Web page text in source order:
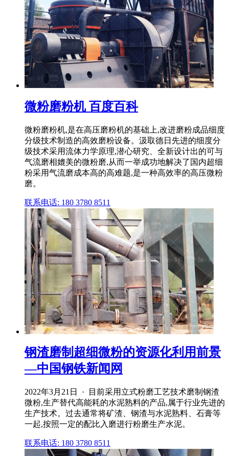
微粉磨粉机 百度百科
微粉磨粉机,是在高压磨粉机的基础上,改进磨粉成品细度
分级技术制造的高效磨粉设备。汲取德日先进的细度分
级技术采用流体力学原理,潜心研究、全新设计出的可与
气流磨相媲美的微粉磨,从而一举成功地解决了国内超细
粉采用气流磨成本高的高难题,是一种高效率的高压微粉
磨。
联系电话: 180 3780 8511
钢渣磨制超细微粉的资源化利用前景
—中国钢铁新闻网
2022年3月21日 · 目前采用立式粉磨工艺技术磨制钢渣
微粉,生产替代高能耗的水泥熟料的产品,属于行业先进的
生产技术。过去通常将矿渣、钢渣与水泥熟料、石膏等
一起,按照一定的配比入磨进行粉磨生产水泥。
联系电话: 180 3780 8511